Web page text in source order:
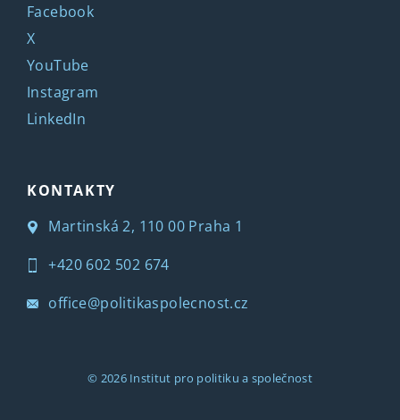
Facebook
X
YouTube
Instagram
LinkedIn
KONTAKTY
Martinská 2, 110 00 Praha 1
+420 602 502 674
office@politikaspolecnost.cz
© 2026 Institut pro politiku a společnost